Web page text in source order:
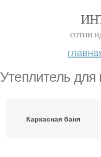
сотни
Утеплитель для
Каркасная баня